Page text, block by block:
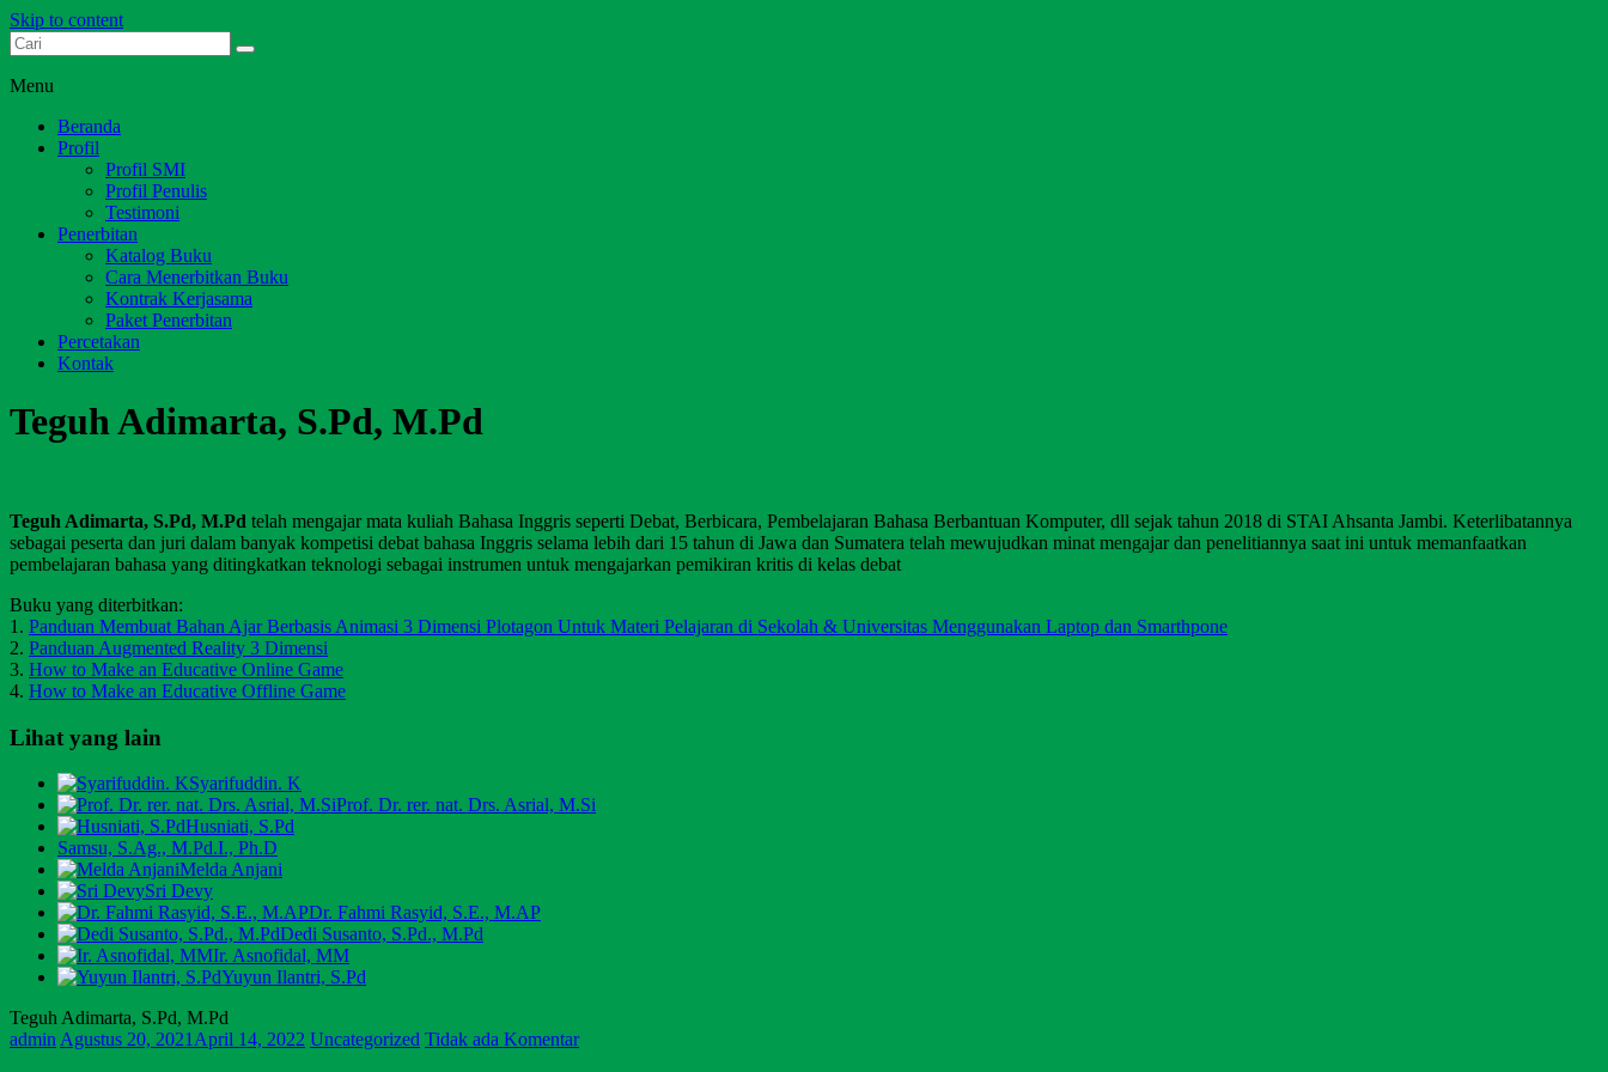
Skip to content
Dari Jambi untuk Indonesia
Menu
Beranda
Profil
Profil SMI
Profil Penulis
Testimoni
Penerbitan
Katalog Buku
Cara Menerbitkan Buku
Kontrak Kerjasama
Paket Penerbitan
Percetakan
Kontak
Teguh Adimarta, S.Pd, M.Pd
Teguh Adimarta, S.Pd, M.Pd telah mengajar mata kuliah Bahasa Inggris seperti Debat, Berbicara, Pembelajaran Bahasa Berbantuan Komputer, dll sejak tahun 2018 di STAI Ahsanta Jambi. Keterlibatannya
sebagai peserta dan juri dalam banyak kompetisi debat bahasa Inggris selama lebih dari 15 tahun di Jawa dan Sumatera telah mewujudkan minat mengajar dan penelitiannya saat ini untuk memanfaatkan
pembelajaran bahasa yang ditingkatkan teknologi sebagai instrumen untuk mengajarkan pemikiran kritis di kelas debat
Buku yang diterbitkan:
1. Panduan Membuat Bahan Ajar Berbasis Animasi 3 Dimensi Plotagon Untuk Materi Pelajaran di Sekolah & Universitas Menggunakan Laptop dan Smarthpone
2. Panduan Augmented Reality 3 Dimensi
3. How to Make an Educative Online Game
4. How to Make an Educative Offline Game
Lihat yang lain
Syarifuddin. K
Prof. Dr. rer. nat. Drs. Asrial, M.Si
Husniati, S.Pd
Samsu, S.Ag., M.Pd.I., Ph.D
Melda Anjani
Sri Devy
Dr. Fahmi Rasyid, S.E., M.AP
Dedi Susanto, S.Pd., M.Pd
Ir. Asnofidal, MM
Yuyun Ilantri, S.Pd
Teguh Adimarta, S.Pd, M.Pd
admin Agustus 20, 2021 April 14, 2022 Uncategorized Tidak ada Komentar